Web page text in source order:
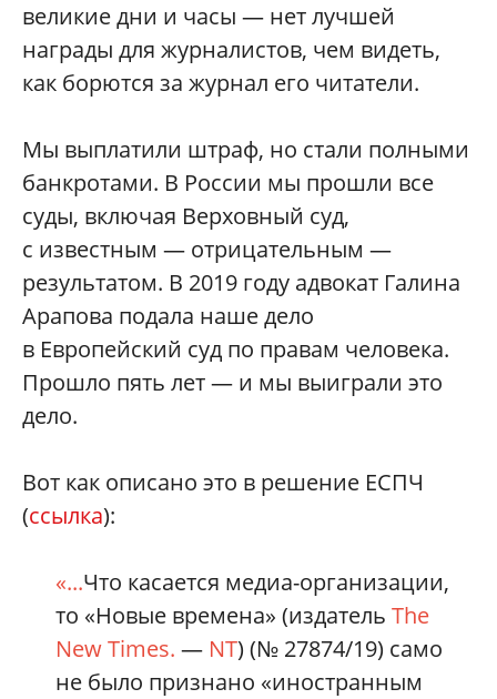
великие дни и часы — нет лучшей
награды для журналистов, чем видеть,
как борются за журнал его читатели.
Мы выплатили штраф, но стали полными
банкротами. В России мы прошли все
суды, включая Верховный суд,
с известным — отрицательным —
результатом. В 2019 году адвокат Галина
Арапова подала наше дело
в Европейский суд по правам человека.
Прошло пять лет — и мы выиграли это
дело.
Вот как описано это в решение ЕСПЧ
(ссылка):
«...Что касается медиа-организации,
то «Новые времена» (издатель The
New Times. — NT) (№ 27874/19) само
не было признано «иностранным